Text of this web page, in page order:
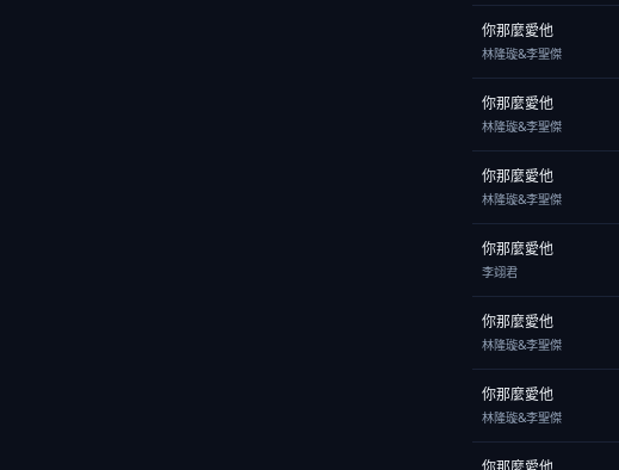
你那麼愛他
林隆璇&李聖傑
你那麼愛他
林隆璇&李聖傑
你那麼愛他
林隆璇&李聖傑
你那麼愛他
李翊君
你那麼愛他
林隆璇&李聖傑
你那麼愛他
林隆璇&李聖傑